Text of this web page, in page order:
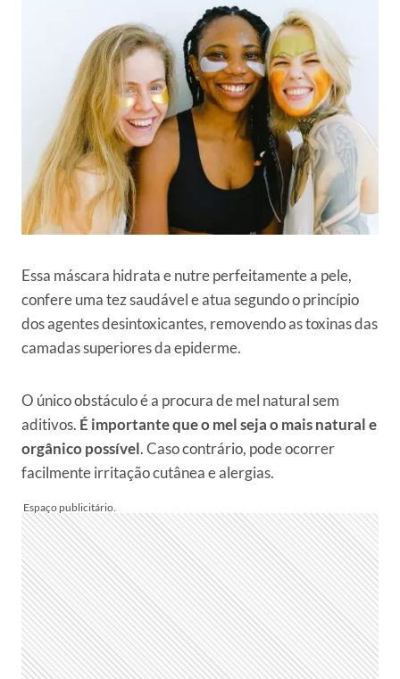
Essa máscara hidrata e nutre perfeitamente a pele,
confere uma tez saudável e atua segundo o princípio
dos agentes desintoxicantes, removendo as toxinas das
camadas superiores da epiderme.
O único obstáculo é a procura de mel natural sem
aditivos. É importante que o mel seja o mais natural e
orgânico possível. Caso contrário, pode ocorrer
facilmente irritação cutânea e alergias.